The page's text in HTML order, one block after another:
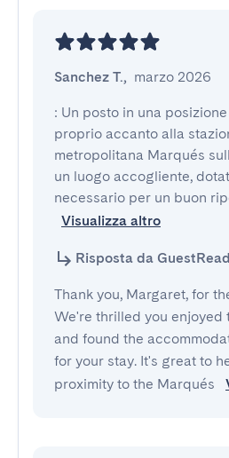
Sanchez T., marzo 2026
: Un posto in una
proprio accanto alla
metropolitana Marqués
un luogo accogliente,
necessario per un buon
Visualizza altro
Risposta da
Thank you, Margaret, for
We're thrilled you enjoyed
and found the
for your stay. It's great to
proximity to the Marqués